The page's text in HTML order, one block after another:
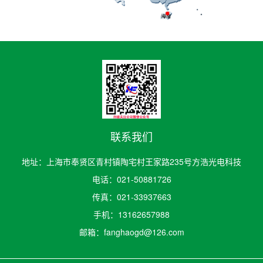
联系我们
地址：上海市奉贤区青村镇陶宅村王家路235号方浩光电科技
电话：021-50881726
传真：021-33937663
手机：13162657988
邮箱：fanghaogd@126.com